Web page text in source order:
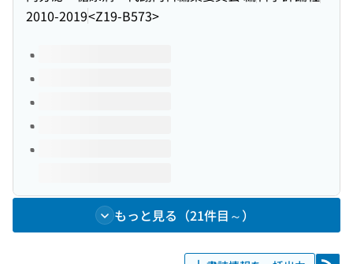
2010-2019<Z19-B573>
このタイトルの巻号
もっと見る（21件目～）